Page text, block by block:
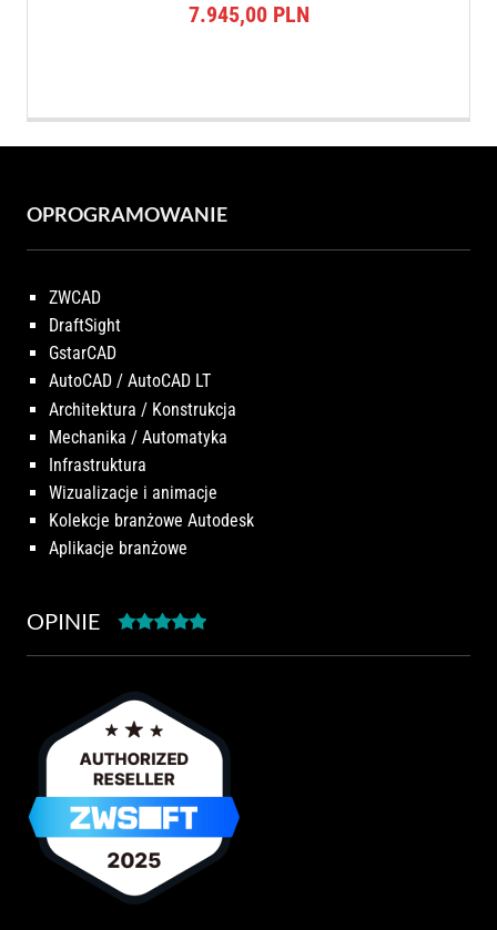
7.945,00 PLN
OPROGRAMOWANIE
ZWCAD
DraftSight
GstarCAD
AutoCAD / AutoCAD LT
Architektura / Konstrukcja
Mechanika / Automatyka
Infrastruktura
Wizualizacje i animacje
Kolekcje branżowe Autodesk
Aplikacje branżowe
OPINIE